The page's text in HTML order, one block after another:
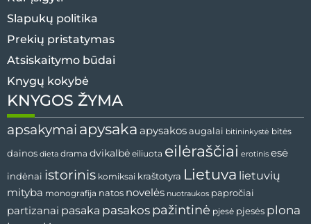
Slapukų politika
Prekių pristatymas
Atsiskaitymo būdai
Knygų kokybė
KNYGOS ŽYMA
apsakymai apysaka apysakos augalai bitininkystė bitės
dainos dieta drama dvikalbė eiliuota eilėraščiai erotinis esė
indėnai istorinis komiksai kraštotyra Lietuva lietuvių
mityba monografija natos novelės nuotraukos papročiai
partizanai pasaka pasakos pažintinė pjesė pjesės plona